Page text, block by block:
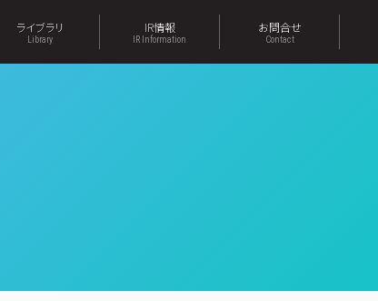
ライブラリ
Library
IR情報
IR Information
お問合せ
Contact